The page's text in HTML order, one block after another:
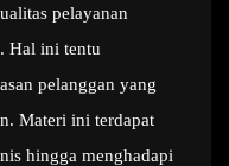
pelayanan
Hal ini tentu
pelanggan yang
Materi ini terdapat
hingga menghadapi